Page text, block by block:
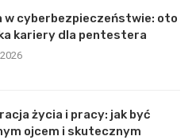
w cyberbezpieczeństwie: oto
kariery dla pentestera
życia i pracy: jak być
ojcem i skutecznym